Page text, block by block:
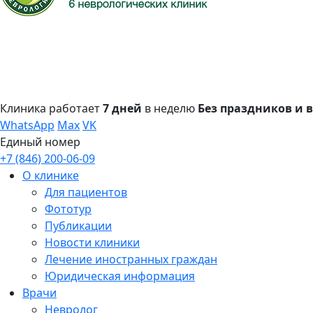
Клиника работает7 дней в неделю Без праздников и
WhatsApp MaxVK
Единый номер
+7 (846) 200-06-09
О клинике
Для пациентов
Фототур
Публикации
Новости клиники
Лечение иностранных граждан
Юридическая информация
Врачи
Невролог